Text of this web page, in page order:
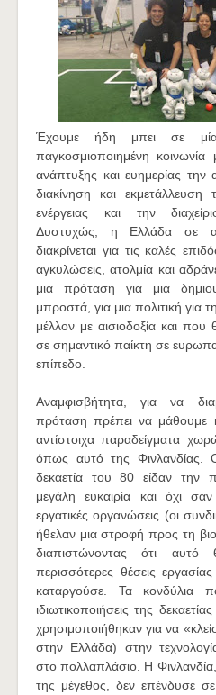
Έχουμε ήδη μπει σε
παγκοσμιοποιημένη
ανάπτυξης και ευημερίας την
διακίνηση και
ενέργειας και την
Δυστυχώς, η Ελλάδα σε
διακρίνεται για τις καλές
αγκυλώσεις, ατολμία και
μια πρόταση για μια
μπροστά, για μια πολιτική για
μέλλον με αισιοδοξία και που
σε σημαντικό παίκτη σε
επίπεδο.
Αναμφισβήτητα, για να
πρόταση πρέπει να μάθουμε
αντίστοιχα παραδείγματα
όπως αυτό της Φινλανδίας.
δεκαετία του 80 είδαν την
μεγάλη ευκαιρία και όχι
εργατικές οργανώσεις (οι
ήθελαν μια στροφή προς τη
διαπιστώνοντας ότι
περισσότερες θέσεις
καταργούσε. Τα κονδύλια
ιδιωτικοποιήσεις της
χρησιμοποιήθηκαν για να
στην Ελλάδα) στην
στο πολλαπλάσιο. Η
της μέγεθος, δεν επένδυσε σε